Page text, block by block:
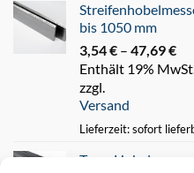
bis 1050 mm
3,54€ – 47,69€
Enthält 19%
zzgl.
Versand
Lieferzeit: sofort
Tersa